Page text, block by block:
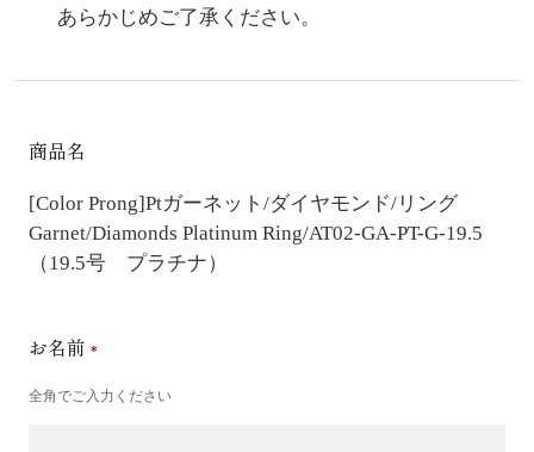
あらかじめご了承ください。
商品名
[Color Prong]Ptガーネット/ダイヤモンド/リング
Garnet/Diamonds Platinum Ring/AT02-GA-PT-G-19.5
（19.5号 プラチナ）
お名前
全角でご入力ください